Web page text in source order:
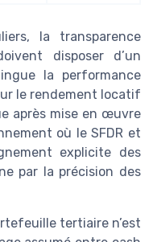
la transparence
disposer d’un
la performance
le rendement locatif
après mise en œuvre
où le SFDR et
explicite des
par la précision des
tertiaire n’est